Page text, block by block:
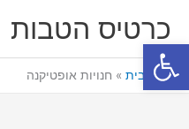
פתח סרגל נגישות
לתוכןכרטיס הטבות
דף הבית חנויות אופטיקנה